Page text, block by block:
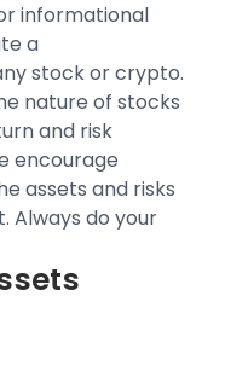
informational
a
stock or crypto.
nature of stocks
and risk
encourage
assets and risks
Always do your